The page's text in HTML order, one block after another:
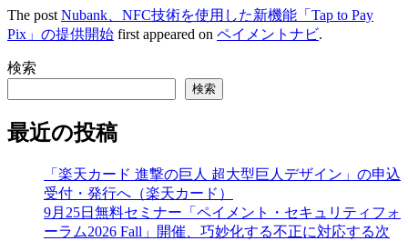
The post Nubank、NFC技術を使用した新機能「Tap to Pay
Pix」の提供開始 first appeared on ペイメントナビ.
検索
検索
最近の投稿
「楽天カード 進撃の巨人 超大型巨人デザイン」の申込
受付・発行へ（楽天カード）
9月25日無料セミナー「ペイメント・セキュリティフォ
ーラム2026 Fall」開催、巧妙化する不正に対応する次